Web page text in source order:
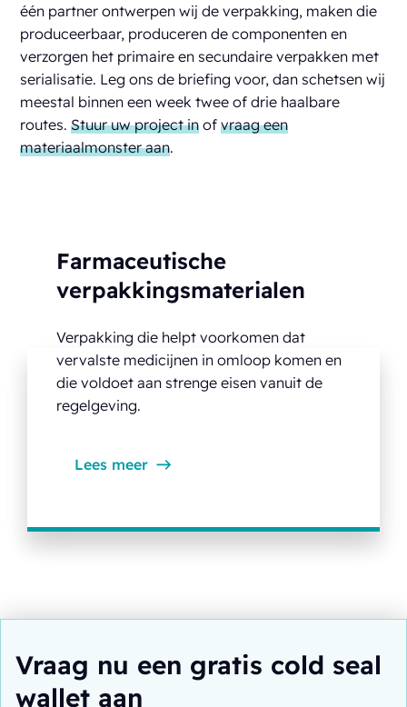
één partner ontwerpen wij de verpakking, maken die
produceerbaar, produceren de componenten en
verzorgen het primaire en secundaire verpakken met
serialisatie. Leg ons de briefing voor, dan schetsen wij
meestal binnen een week twee of drie haalbare
routes.Stuur uw project in ofvraag een
materiaalmonster aan.
Farmaceutische
verpakkingsmaterialen
Verpakking die helpt voorkomen dat
vervalste medicijnen in omloop komen en
die voldoet aan strenge eisen vanuit de
regelgeving.
Lees meer
Vraag nu een gratis cold seal
wallet aan